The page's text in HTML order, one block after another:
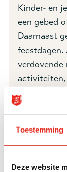
Toestemming
Deze website
Kinder- en
een gebed
Daarnaast
feestdagen.
verdovende
activiteiten,
dan 18 jaar.
identiteit